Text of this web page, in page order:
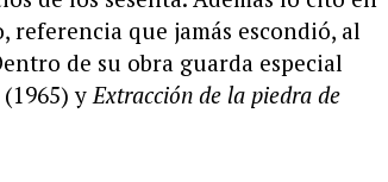
que jamás escondió, al
de su obra guarda especial
(1965) yExtracción de la piedra de